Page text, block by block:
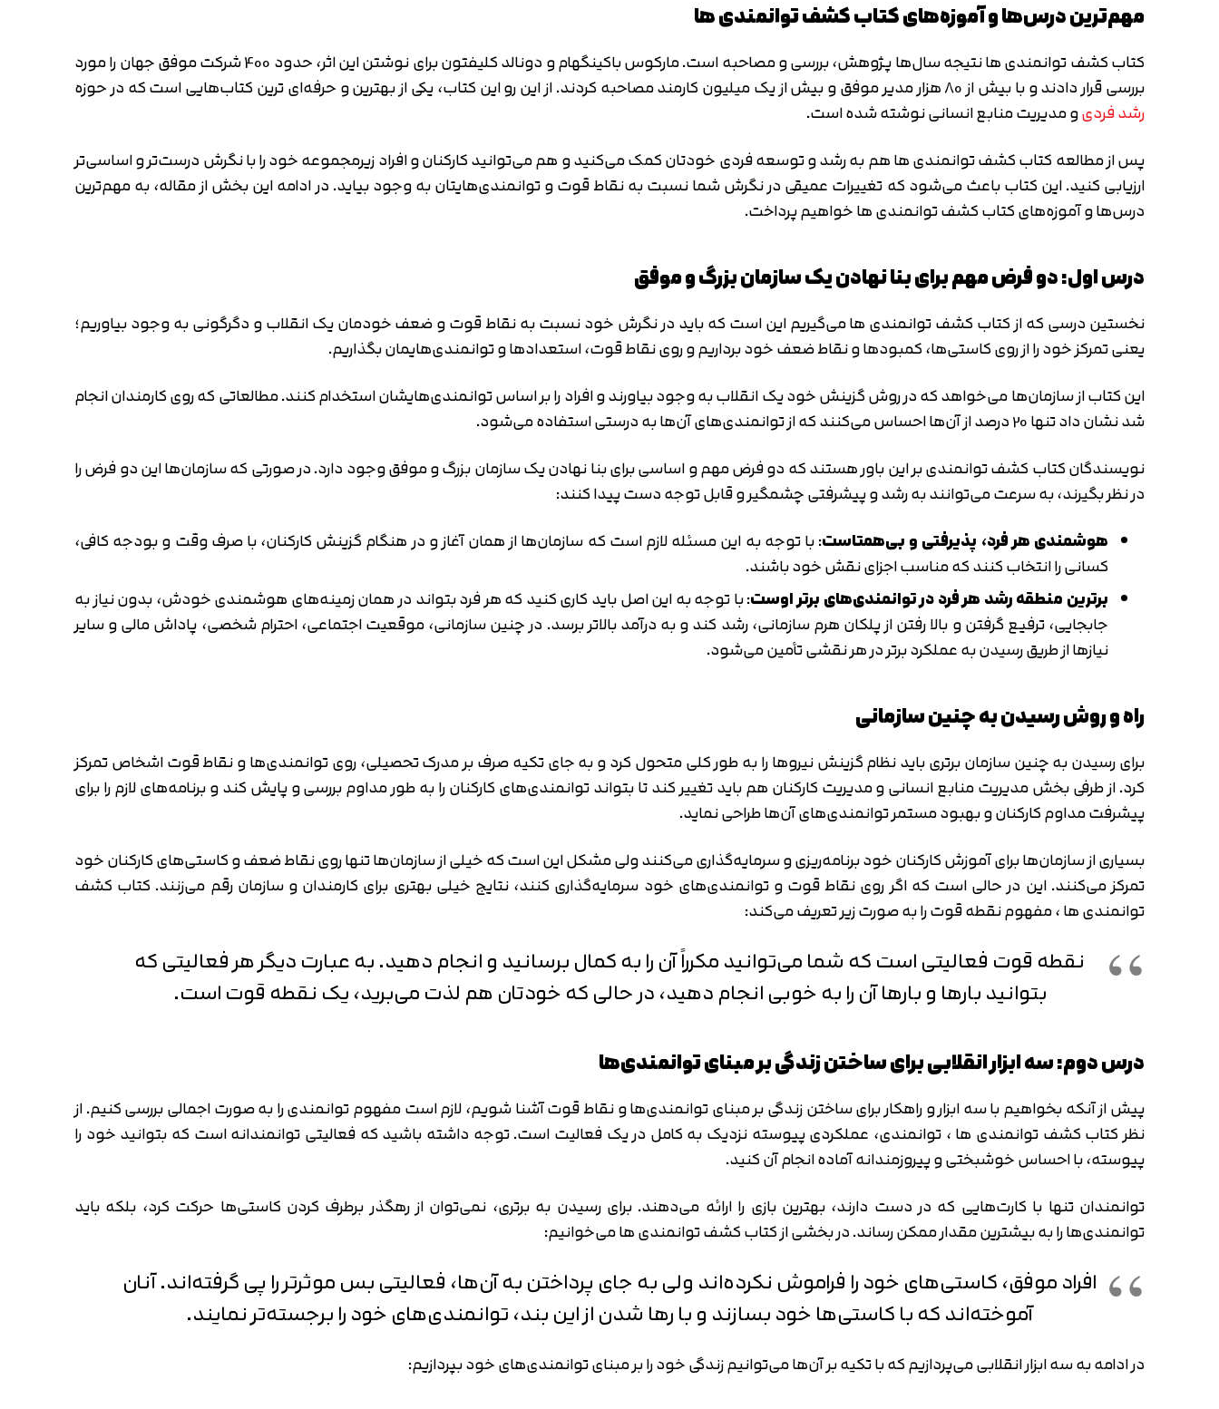
مهم‌ترین درس‌ها و آموزه‌های کتاب کشف توانمندی ها
کتاب کشف توانمندی ها نتیجه سال‌ها پژوهش، بررسی و مصاحبه است. مارکوس باکینگهام و دونالد کلیفتون برای نوشتن این اثر، حدود 400 شرکت موفق جهان را مورد
بررسی قرار دادند و با بیش از 80 هزار مدیر موفق و بیش از یک میلیون کارمند مصاحبه کردند. از این رو این کتاب، یکی از بهترین و حرفه‌ای ترین کتاب‌هایی است که در حوزه
رشد فردیو مدیریت منابع انسانی نوشته شده است.
پس از مطالعه کتاب کشف توانمندی ها هم به رشد و توسعه فردی خودتان کمک می‌کنید و هم می‌توانید کارکنان و افراد زیرمجموعه خود را با نگرش درست‌تر و اساسی‌تر
ارزیابی کنید. این کتاب باعث می‌شود که تغییرات عمیقی در نگرش شما نسبت به نقاط قوت و توانمندی‌هایتان به وجود بیاید. در ادامه این بخش از مقاله،‌ به مهم‌ترین
درس‌ها و آموزه‌های کتاب کشف توانمندی ها خواهیم پرداخت.
درس اول: دو فرض مهم برای بنا نهادن یک سازمان بزرگ و موفق
نخستین درسی که از کتاب کشف توانمندی ها می‌گیریم این است که باید در نگرش خود نسبت به نقاط قوت و ضعف خودمان یک انقلاب و دگرگونی به وجود بیاوریم؛
یعنی تمرکز خود را از روی کاستی‌ها، کمبودها و نقاط ضعف خود برداریم و روی نقاط قوت، استعدادها و توانمندی‌هایمان بگذاریم.
این کتاب از سازمان‌ها می‌خواهد که در روش گزینش خود یک انقلاب به وجود بیاورند و افراد را بر اساس توانمندی‌هایشان استخدام کنند. مطالعاتی که روی کارمندان انجام
شد نشان داد تنها 20 درصد از آن‌ها احساس می‌کنند که از توانمندی‌های آن‌ها به درستی استفاده می‌شود.
نویسندگان کتاب کشف توانمندی بر این باور هستند که دو فرض مهم و اساسی برای بنا نهادن یک سازمان بزرگ و موفق وجود دارد. در صورتی که سازمان‌ها این دو فرض را
در نظر بگیرند، به سرعت می‌توانند به رشد و پیشرفتی چشمگیر و قابل توجه دست پیدا کنند:
هوشمندی هر فرد، پذیرفتی و بی‌همتاست: با توجه به این مسئله لازم است که سازمان‌ها از همان آغاز و در هنگام گزینش کارکنان، با صرف وقت و بودجه کافی،
کسانی را انتخاب کنند که مناسب اجزای نقش خود باشند.
برترین منطقه رشد هر فرد در توانمندی‌های برتر اوست: با توجه به این اصل باید کاری کنید که هر فرد بتواند در همان زمینه‌های هوشمندی خودش، بدون نیاز به
جابجایی، ترفیع گرفتن و بالا رفتن از پلکان هرم سازمانی، رشد کند و به درآمد بالاتر برسد. در چنین سازمانی، موقعیت اجتماعی، احترام شخصی، پاداش مالی و سایر
نیازها از طریق رسیدن به عملکرد برتر در هر نقشی تأمین می‌شود.
راه و روش رسیدن به چنین سازمانی
برای رسیدن به چنین سازمان برتری باید نظام گزینش نیروها را به طور کلی متحول کرد و به جای تکیه صرف بر مدرک تحصیلی، روی توانمندی‌ها و نقاط قوت اشخاص تمرکز
کرد. از طرفی بخش مدیریت منابع انسانی و مدیریت کارکنان هم باید تغییر کند تا بتواند توانمندی‌های کارکنان را به طور مداوم بررسی و پایش کند و برنامه‌های لازم را برای
پیشرفت مداوم کارکنان و بهبود مستمر توانمندی‌های آن‌ها طراحی نماید.
بسیاری از سازمان‌ها برای آموزش کارکنان خود برنامه‌ریزی و سرمایه‌گذاری می‌کنند ولی مشکل این است که خیلی از سازمان‌ها تنها روی نقاط ضعف و کاستی‌های کارکنان خود
تمرکز می‌کنند. این در حالی است که اگر روی نقاط قوت و توانمندی‌های خود سرمایه‌گذاری کنند، نتایج خیلی بهتری برای کارمندان و سازمان رقم می‌زنند. کتاب کشف
توانمندی ها ، مفهوم نقطه قوت را به صورت زیر تعریف می‌کند:
نقطه قوت فعالیتی است که شما می‌توانید مکرراً آن را به کمال برسانید و انجام دهید. به عبارت دیگر هر فعالیتی که
بتوانید بارها و بارها آن را به خوبی انجام دهید، در حالی که خودتان هم لذت می‌برید، یک نقطه قوت است.
درس دوم: سه ابزار انقلابی برای ساختن زندگی بر مبنای توانمندی‌ها
پیش از آنکه بخواهیم با سه ابزار و راهکار برای ساختن زندگی بر مبنای توانمندی‌ها و نقاط قوت آشنا شویم، لازم است مفهوم توانمندی را به صورت اجمالی بررسی کنیم. از
نظر کتاب کشف توانمندی ها ، توانمندی، عملکردی پیوسته نزدیک به کامل در یک فعالیت است. توجه داشته باشید که فعالیتی توانمندانه است که بتوانید خود را
پیوسته، با احساس خوشبختی و پیروزمندانه آماده انجام آن کنید.
توانمندان تنها با کارت‌هایی که در دست دارند، بهترین بازی را ارائه می‌دهند. برای رسیدن به برتری، نمی‌توان از رهگذر برطرف کردن کاستی‌ها حرکت کرد، بلکه باید
توانمندی‌ها را به بیشترین مقدار ممکن رساند. در بخشی از کتاب کشف توانمندی ها می‌خوانیم:
افراد موفق، کاستی‌های خود را فراموش نکرده‌اند ولی به جای پرداختن به آن‌ها، فعالیتی بس موثرتر را پی گرفته‌اند. آنان
آموخته‌اند که با کاستی‌ها خود بسازند و با رها شدن از این بند، توانمندی‌های خود را برجسته‌تر نمایند.
در ادامه به سه ابزار انقلابی می‌پردازیم که با تکیه بر آن‌ها می‌توانیم زندگی خود را بر مبنای توانمندی‌های خود بپردازیم:
کد ارسال شده را وارد کنید
اصلاح شماره
متوجه شدم